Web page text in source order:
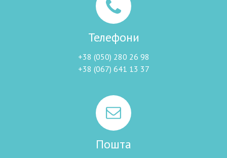
Телефони
+38 (050) 280 26 98
+38 (067) 641 13 37
Пошта